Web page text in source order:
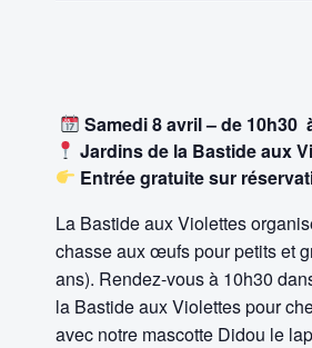
Samedi 8 avril – de 10h30
Jardins de la Bastide aux
Entrée gratuite sur
La Bastide aux Violettes
chasse aux œufs pour petits et
ans). Rendez-vous à 10h30
la Bastide aux Violettes pour
avec notre mascotte Didou le